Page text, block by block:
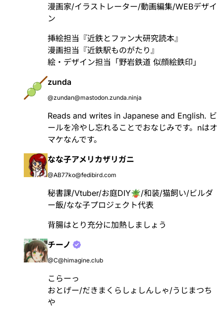
漫画家/イラストレーター/動画編集/WEBデザイ
ン
挿絵担当『近鉄とファン大研究読本』
漫画担当『近鉄駅ものがたり』
絵・デザイン担当「野岩鉄道 似顔絵鉄印」
zunda
@zundan@mastodon.zunda.ninja
Reads and writes in Japanese and English. ビ
ールを冷やし忘れることでおなじみです。nはオ
マケなんです。
なな子アメリカザリガニ
@AB77ko@fedibird.com
秘書課/Vtuber/お庭DIY🪴/和装/猫飼い/ビルダ
ー飯/なな子プロジェクト代表
背腸はとり充分に加熱しましょう
チーノ
@C@himagine.club
こらーっ
おとげー/だきまくらしょしんしゃ/うじまつち
や